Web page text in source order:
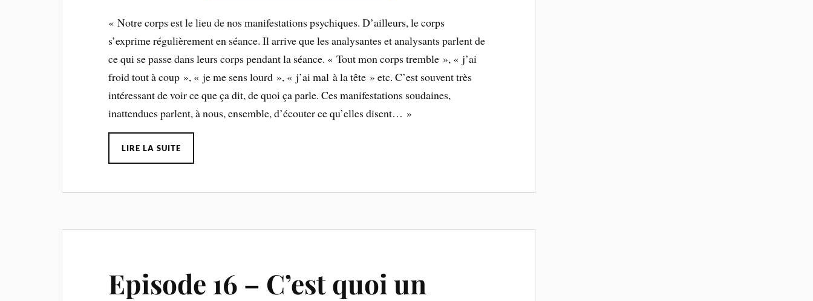
« Notre corps est le lieu de nos manifestations psychiques. D’ailleurs, le corps
s’exprime régulièrement en séance. Il arrive que les analysantes et analysants parlent de
ce qui se passe dans leurs corps pendant la séance. « Tout mon corps tremble », « j’ai
froid tout à coup », « je me sens lourd », « j’ai mal à la tête » etc. C’est souvent très
intéressant de voir ce que ça dit, de quoi ça parle. Ces manifestations soudaines,
inattendues parlent, à nous, ensemble, d’écouter ce qu’elles disent… »
LIRE LA SUITE
Episode 16 – C’est quoi un